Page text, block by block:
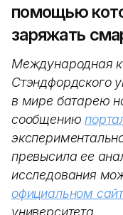
помощью
заряжать
Международная
Стэндфордского
в мире батарею
сообщению
превысила ее
исследования
официальном
университета.